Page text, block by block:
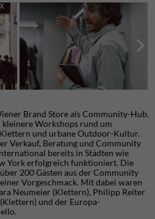
Brand Store als Community-Hub.
kleinere Workshops rund um
und urbane Outdoor-Kultur.
Verkauf, Beratung und Community
bereits in Städten wie
York erfolgreich funktioniert. Die
200 Gästen aus der Community
Vorgeschmack. Mit dabei waren
Neumeier (Klettern), Philipp Reiter
und der Europa-